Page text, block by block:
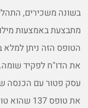
בשונה משכירים,
הטופס הזה ניתן
את הדו"ח לפקיד
את טופס